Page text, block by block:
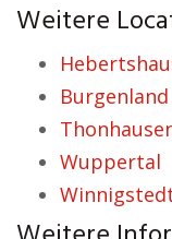
Weitere
Burgenland
Wuppertal